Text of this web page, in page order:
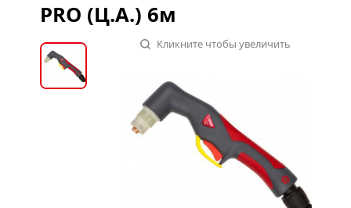
PRO (Ц.А.) 6м
Кликните чтобы увеличить